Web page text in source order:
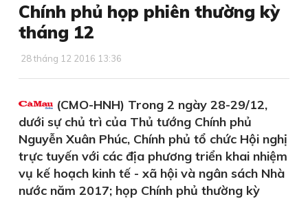
Chính phủ họp phiên thường kỳ
tháng 12
28 tháng 12 2016 13:36
(CMO-HNH) Trong 2 ngày 28-29/12,
dưới sự chủ trì của Thủ tướng Chính phủ
Nguyễn Xuân Phúc, Chính phủ tổ chức Hội nghị
trực tuyến với các địa phương triển khai nhiệm
vụ kế hoạch kinh tế - xã hội và ngân sách Nhà
nước năm 2017; họp Chính phủ thường kỳ